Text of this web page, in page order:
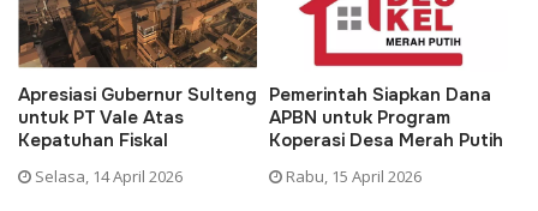
Apresiasi Gubernur Sulteng
untuk PT Vale Atas
Kepatuhan Fiskal
Selasa, 14 April 2026
Pemerintah Siapkan Dana
APBN untuk Program
Koperasi Desa Merah Putih
Rabu, 15 April 2026